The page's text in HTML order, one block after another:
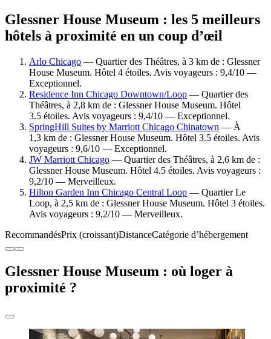
Glessner House Museum : les 5 meilleurs
hôtels à proximité en un coup d’œil
Arlo Chicago — Quartier des Théâtres, à 3 km de : Glessner
House Museum. Hôtel 4 étoiles. Avis voyageurs : 9,4/10 —
Exceptionnel.
Residence Inn Chicago Downtown/Loop — Quartier des
Théâtres, à 2,8 km de : Glessner House Museum. Hôtel
3.5 étoiles. Avis voyageurs : 9,4/10 — Exceptionnel.
SpringHill Suites by Marriott Chicago Chinatown — À
1,3 km de : Glessner House Museum. Hôtel 3.5 étoiles. Avis
voyageurs : 9,6/10 — Exceptionnel.
JW Marriott Chicago — Quartier des Théâtres, à 2,6 km de :
Glessner House Museum. Hôtel 4.5 étoiles. Avis voyageurs :
9,2/10 — Merveilleux.
Hilton Garden Inn Chicago Central Loop — Quartier Le
Loop, à 2,5 km de : Glessner House Museum. Hôtel 3 étoiles.
Avis voyageurs : 9,2/10 — Merveilleux.
RecommandésPrix (croissant)DistanceCatégorie d’hébergement
Glessner House Museum : où loger à
proximité ?